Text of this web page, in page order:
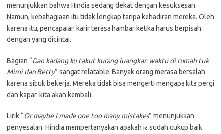
menunjukkan bahwa Hindia sedang dekat dengan kesuksesan.
Namun, kebahagiaan itu tidak lengkap tanpa kehadiran mereka. Oleh
karena itu, pencapaian karir terasa hambar ketika harus berpisah
dengan yang dicintai.
Bagian “Dan kadang ku takut kurang luangkan waktu di rumah tuk
Mimi dan Betty” sangat relatable. Banyak orang merasa bersalah
karena sibuk bekerja. Mereka tidak bisa mengerti mengapa kita pergi
dan kapan kita akan kembali.
Lirik “Or maybe I made one too many mistakes” menunjukkan
penyesalan. Hindia mempertanyakan apakah ia sudah cukup baik